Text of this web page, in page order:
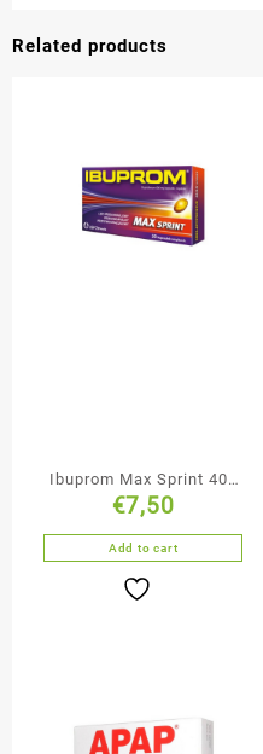
Related products
Ibuprom Max Sprint 400
mg 40 kapsułek
miękkich
€7,50
Add to cart